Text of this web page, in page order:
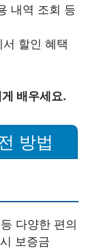
내역 조회 등
할인 혜택
배우세요.
방법
다양한 편의
보증금